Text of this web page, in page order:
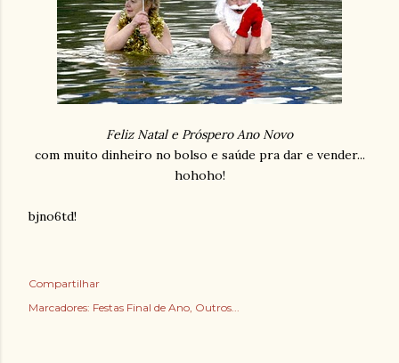
Feliz Natal e Próspero Ano Novo
com muito dinheiro no bolso e saúde pra dar e vender...
hohoho!
bjno6td!
Compartilhar
Marcadores: Festas Final de Ano Outros...